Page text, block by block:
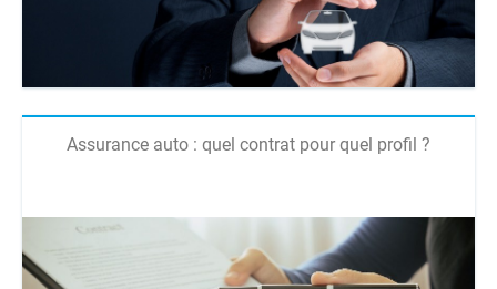
Assurance auto : quel contrat pour quel profil ?